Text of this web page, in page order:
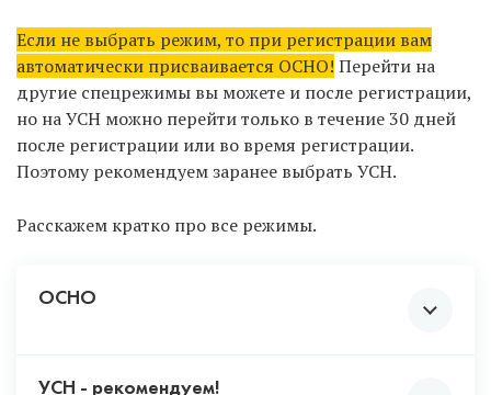
деятельность подлежит обязательному
лицензированию и должна соответствовать
требованиям закона. Чтобы не столкнуться с
непредвиденными проблемами, не
рекомендуем проставлять те коды,
деятельностью по которым вы 100% ни при
производство крепких алкогольных
Если не выбрать режим, то при регистрации вам
автоматически присваивается ОСНО! Перейти на
другие спецрежимы вы можете и после регистрации,
но на УСН можно перейти только в течение 30 дней
после регистрации или во время регистрации.
Поэтому рекомендуем заранее выбрать УСН.
Расскажем кратко про все режимы.
ОСНО
УСН - рекомендуем!